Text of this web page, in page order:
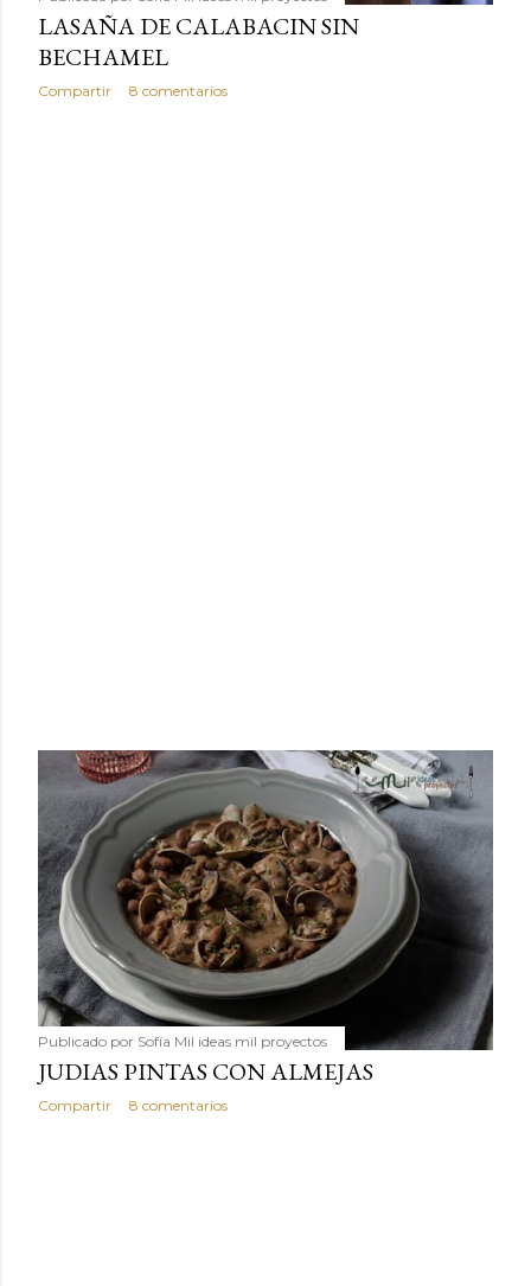
LASAÑA DE CALABACIN SIN
BECHAMEL
Compartir 8 comentarios
Publicado por Sofía Mil ideas mil proyectos
JUDIAS PINTAS CON ALMEJAS
Compartir 8 comentarios